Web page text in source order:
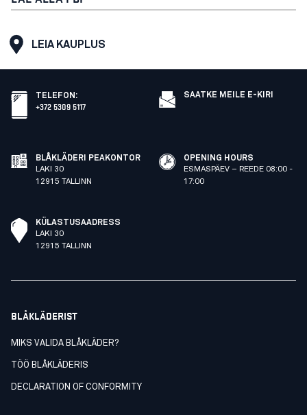
LEIA KAUPLUS
TELEFON :
+372 5309 5117
SAATKE MEILE E-KIRI
BLÅKLÄDERI PEAKONTOR
LAKI 30
12915 TALLINN
OPENING HOURS
ESMASPÄEV – REEDE 08:00 -
17:00
KÜLASTUSAADRESS
LAKI 30
12915 TALLINN
BLÅKLÄDERIST
MIKS VALIDA BLÅKLÄDER?
TÖÖ BLÅKLÄDERIS
DECLARATION OF CONFORMITY